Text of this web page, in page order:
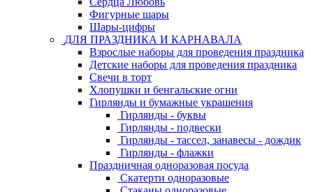
Фигурные шары
Шары-цифры
ДЛЯ ПРАЗДНИКА И КАРНАВАЛА
Взрослые наборы для проведения праздника
Детские наборы для проведения праздника
Свечи в торт
Хлопушки и бенгальские огни
Гирлянды и бумажные украшения
Гирлянды - буквы
Гирлянды - подвески
Гирлянды - тассел, занавесы - дождик
Гирлянды - флажки
Праздничная одноразовая посуда
Скатерти одноразовые